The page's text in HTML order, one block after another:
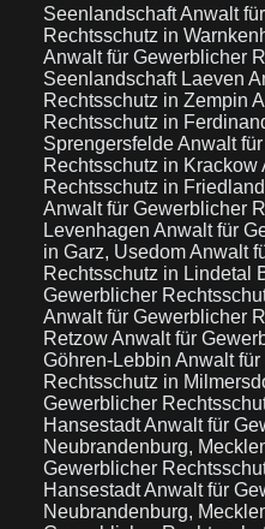
SeenlandschaftAnwalt
Rechtsschutz in
Anwalt für Gewerblicher
Seenlandschaft Laeven
Rechtsschutz in Zempin
Rechtsschutz in
SprengersfeldeAnwalt
Rechtsschutz in Krackow
Rechtsschutz in
Anwalt für Gewerblicher
Levenhagen Anwalt für
in Garz, UsedomAnwalt
Rechtsschutz in Lindetal
Gewerblicher
Anwalt für Gewerblicher
RetzowAnwalt für
Göhren-Lebbin Anwalt
Rechtsschutz in
Gewerblicher
HansestadtAnwalt für
Neubrandenburg,
Gewerblicher
HansestadtAnwalt für
Neubrandenburg,